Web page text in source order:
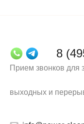
8
Прием звонков для
выходных и